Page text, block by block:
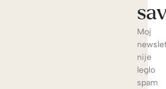
Moj
nije
leglo
spam